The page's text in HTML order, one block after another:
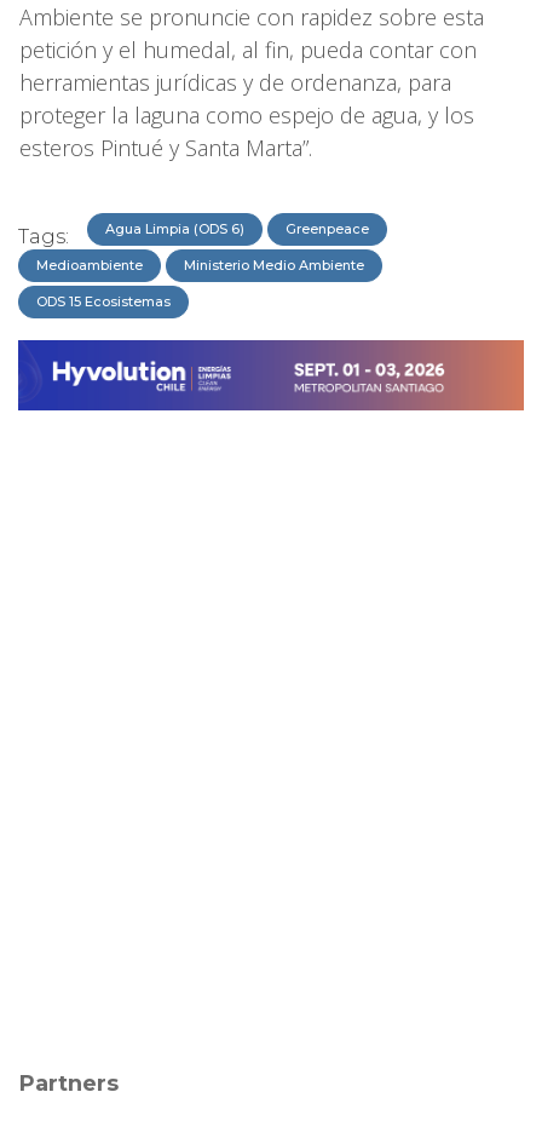
Ambiente se pronuncie con rapidez sobre esta
petición y el humedal, al fin, pueda contar con
herramientas jurídicas y de ordenanza, para
proteger la laguna como espejo de agua, y los
esteros Pintué y Santa Marta”.
Tags: Agua Limpia (ODS 6) Greenpeace
Medioambiente Ministerio Medio Ambiente
ODS 15 Ecosistemas
Partners